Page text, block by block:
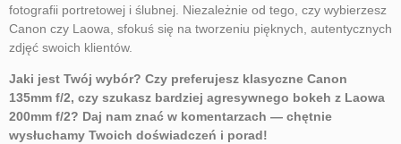
fotografii portretowej i ślubnej. Niezależnie od tego, czy wybierzesz
Canon czy Laowa, sfokuś się na tworzeniu pięknych, autentycznych
zdjęć swoich klientów.
Jaki jest Twój wybór? Czy preferujesz klasyczne Canon
135mm f/2, czy szukasz bardziej agresywnego bokeh z Laowa
200mm f/2? Daj nam znać w komentarzach — chętnie
wysłuchamy Twoich doświadczeń i porad!